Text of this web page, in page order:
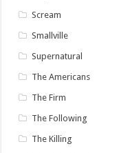
Scream
Smallville
Supernatural
The Americans
The Firm
The Following
The Killing